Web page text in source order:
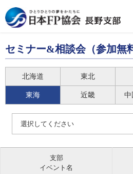
セミナー&相談会（参加無
北海道 東北
東海 近畿 中
選択してください
支部
イベント名